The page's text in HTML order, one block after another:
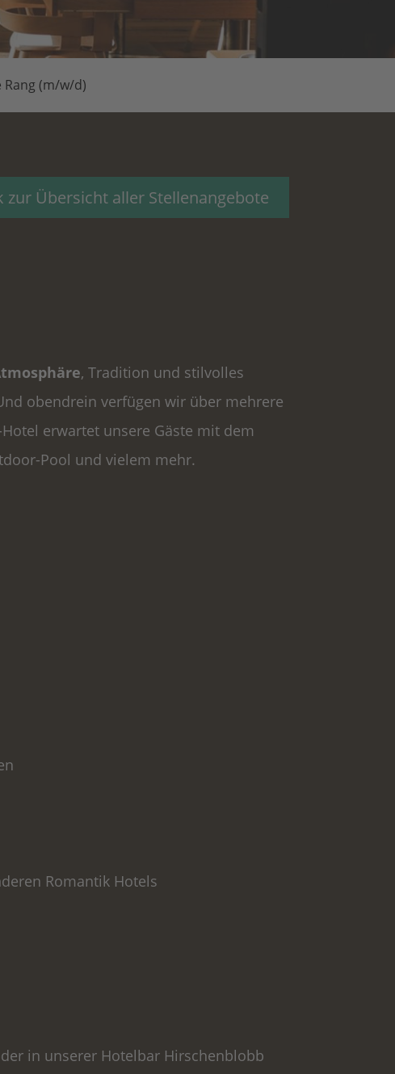
Rang (m/w/d)
zur Übersicht aller Stellenangebote
, Tradition und stilvolles
obendrein verfügen wir über mehrere
erwartet unsere Gäste mit dem
Pool und vielem mehr.
Romantik Hotels
in unserer Hotelbar Hirschenblobb